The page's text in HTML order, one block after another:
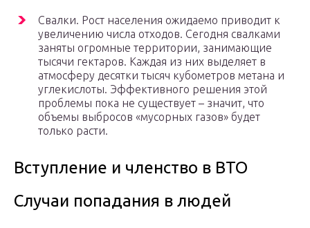
Свалки. Рост населения ожидаемо приводит к
увеличению числа отходов. Сегодня свалками
заняты огромные территории, занимающие
тысячи гектаров. Каждая из них выделяет в
атмосферу десятки тысяч кубометров метана и
углекислоты. Эффективного решения этой
проблемы пока не существует – значит, что
объемы выбросов «мусорных газов» будет
только расти.
Вступление и членство в ВТО
Случаи попадания в людей